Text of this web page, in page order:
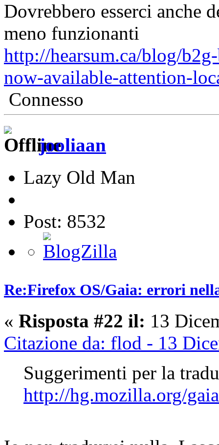
Dovrebbero esserci anche
meno funzionanti
http://hearsum.ca/blog/
now-available-attention-
Connesso
jooliaan
Lazy Old Man
Post: 8532
Re:Firefox OS/Gaia: errori
« Risposta #22 il: 13
Citazione da: flod - 13
Suggerimenti per la
http://hg.mozilla.org/